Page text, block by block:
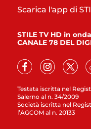
Testata iscritta nel
Salerno al n. 34/2009
Società iscritta nel
l’AGCOM al n. 20133
Scarica l'app di
STILE TV HD in
CANALE 78 DEL